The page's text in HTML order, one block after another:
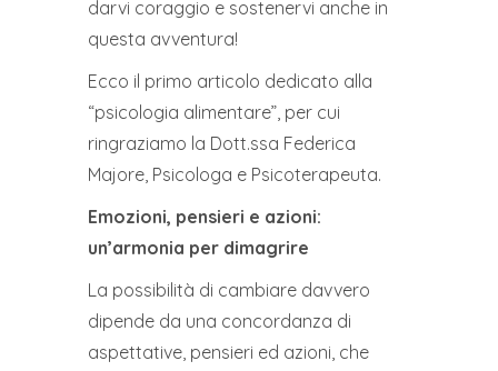
darvi coraggio e sostenervi anche in
questa avventura!
Ecco il primo articolo dedicato alla
“psicologia alimentare”, per cui
ringraziamo la Dott.ssa Federica
Majore, Psicologa e Psicoterapeuta.
Emozioni, pensieri e azioni:
un’armonia per dimagrire
La possibilità di cambiare davvero
dipende da una concordanza di
aspettative, pensieri ed azioni, che